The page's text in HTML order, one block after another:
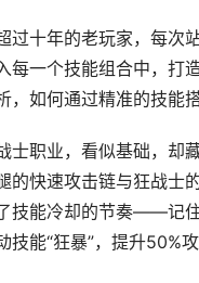
过十年的老玩家，每
每一个技能组合中，打
，如何通过精准的技能
士职业，看似基础，却
的快速攻击链与狂战士
技能冷却的节奏——记
能“狂暴”，提升50%